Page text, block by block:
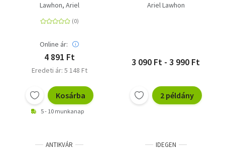
Lawhon, Ariel
Online ár:
4 891 Ft
Eredeti ár: 5 148 Ft
Kosárba
5 - 10 munkanap
Ariel Lawhon
3 090 Ft - 3 990 Ft
2 példány
ANTIKVÁR IDEGEN